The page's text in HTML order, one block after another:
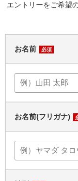
エントリーをご希望
お名前 必須
お名前(フリガナ)